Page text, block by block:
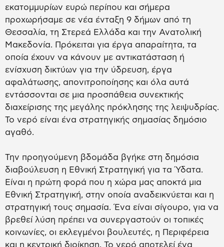
εκατομμυρίων ευρώ περίπου και σήμερα
προχωρήσαμε σε νέα ένταξη 9 δήμων από τη
Θεσσαλία, τη Στερεά Ελλάδα και την Ανατολική
Μακεδονία. Πρόκειται για έργα απαραίτητα, τα
οποία έχουν να κάνουν με αντικατάσταση ή
ενίσχυση δικτύων για την ύδρευση, έργα
αφαλάτωσης, απονιτροποίησης και όλα αυτά
εντάσσονται σε μια προσπάθεια συνεκτικής
διαχείρισης της μεγάλης πρόκλησης της λειψυδρίας.
Το νερό είναι ένα στρατηγικής σημασίας δημόσιο
αγαθό.
Την προηγούμενη βδομάδα βγήκε στη δημόσια
διαβούλευση η Εθνική Στρατηγική για τα Ύδατα.
Είναι η πρώτη φορά που η χώρα μας αποκτά μια
Εθνική Στρατηγική, στην οποία αναδεικνύεται και η
στρατηγική τους σημασία. Ένα είναι σίγουρο, για να
βρεθεί λύση πρέπει να συνεργαστούν οι τοπικές
κοινωνίες, οι εκλεγμένοι βουλευτές, η Περιφέρεια
και η κεντρική διοίκηση. Το νερό αποτελεί ένα